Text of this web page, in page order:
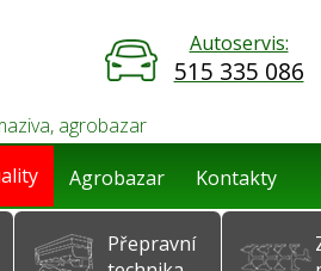
agrobazar
Autoservis:
515 335 086
Agrobazar Kontakty
Přepravní